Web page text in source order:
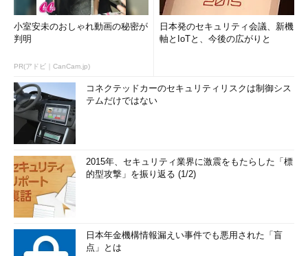
小室安未のおしゃれ動画の秘密が
判明
PR(アドビ｜CanCam.jp)
日本発のセキュリティ会議、新機
軸とIoTと、今後の広がりと
コネクテッドカーのセキュリティリスクは制御シス
テムだけではない
2015年、セキュリティ業界に激震をもたらした「標
的型攻撃」を振り返る (1/2)
日本年金機構情報漏えい事件でも悪用された「盲
点」とは